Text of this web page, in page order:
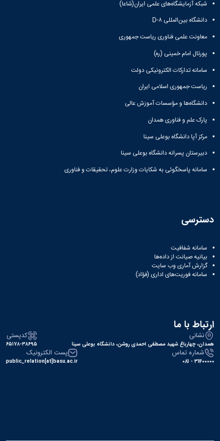
در
دانشگاه
تجهیزات
رایانه ای
فرم
بازدید
دوره
ای
ها
از
تجهیزات
رایانه
ای
واحدها
دسترسی
به شبکه
و
زیرساخت
کابلی
اتصال
بی
سیم
شبکه آزمایشگاه‌های علمی ایران(شاعا)
دانشگاه بین‌المللی D-۸
معاونت علمی فناوری ریاست جمهوری
پورتال امام خمینی (ره)
سامانه تدارکات الکترونیکی دولت
ریاست جمهوری اسلامی ایران
دانشگاه‌ها و مؤسسات آموزش عالی
پارک علم و فناوری همدان
مرکز آپا دانشگاه بوعلی سینا
دبیرستان پسرانه دانشگاه بوعلی سینا
سامانه پاسخگوئی به شکایات وزارت علوم، تحقیقات و فناوری
دسترسی
سامانه شفافیت
بیانیه صیانت از داده‌ها
گزارش آماری وب‌ سایت
سامانه فوریت‌های اداری (فؤاد)
ارتباط با ما
نشانی
همدان، چهارباغ شهید مصطفی احمدی روشن، دانشگاه بوعلی سینا
کدپستی
۶۵۱۷۸-۳۸۶۹۵
شماره تماس
31400000 - 081
پست الکترونیک
public_relation[at]basu.ac.ir